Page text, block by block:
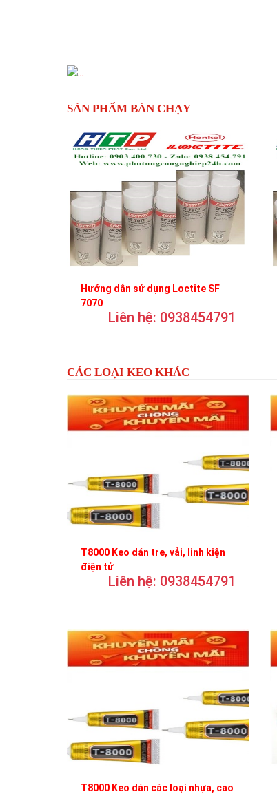
SẢN PHẨM BÁN CHẠY
Hướng dẫn sử dụng Loctite SF
7070
Liên hệ: 0938454791
CÁC LOẠI KEO KHÁC
T8000 Keo dán tre, vải, linh kiện
điện tử
Liên hệ: 0938454791
T8000 Keo dán các loại nhựa, cao